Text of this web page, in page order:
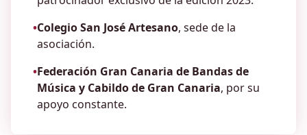
•Colegio San José Artesano, sede de la
asociación.
•Federación Gran Canaria de Bandas de
Música y Cabildo de Gran Canaria, por su
apoyo constante.